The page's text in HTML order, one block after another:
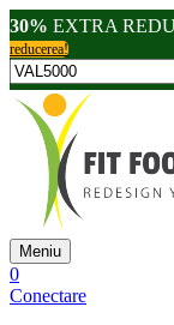
30% EXTRA
reducerea!
Meniu
0
Conectare